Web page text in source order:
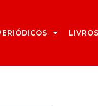
LIVROS